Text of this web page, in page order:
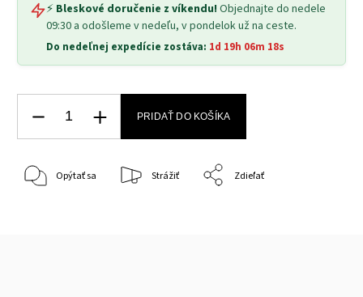
⚡ Bleskové doručenie z víkendu! Objednajte do nedele
09:30 a odošleme v nedeľu, v pondelok už na ceste.
Do nedeľnej expedície zostáva: 1d 19h 06m 17s
PRIDAŤ DO KOŠÍKA
Opýtať sa Strážiť Zdieľať